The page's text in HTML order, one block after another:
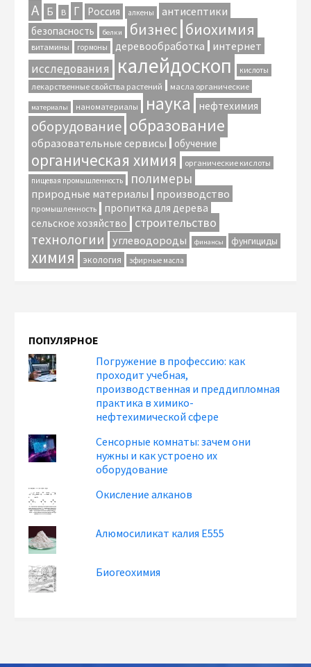
А Б В Г Россия алкены антисептики
безопасность белки бизнес биохимия
витамины гормоны деревообработка интернет
исследования калейдоскоп кислоты
лекарственные свойства растений масла органические
материалы наноматериалы наука нефтехимия
оборудование образование
образовательные сервисы обучение
органическая химия органические кислоты
пищевая промышленность полимеры
природные материалы производство
промышленность
пропитка для дерева
сельское хозяйство
строительство
технологии углеводороды финансы фунгициды
химия экология эфирные масла
ПОПУЛЯРНОЕ
Погружение в профессию: как
проходит учебная,
производственная и преддипломная
практика в химико-
нефтехимической сфере
Сенсорные комнаты: зачем они
нужны и как устроено их
оборудование
Окисление алканов
Алюмосиликат калия Е555
Биогеохимия